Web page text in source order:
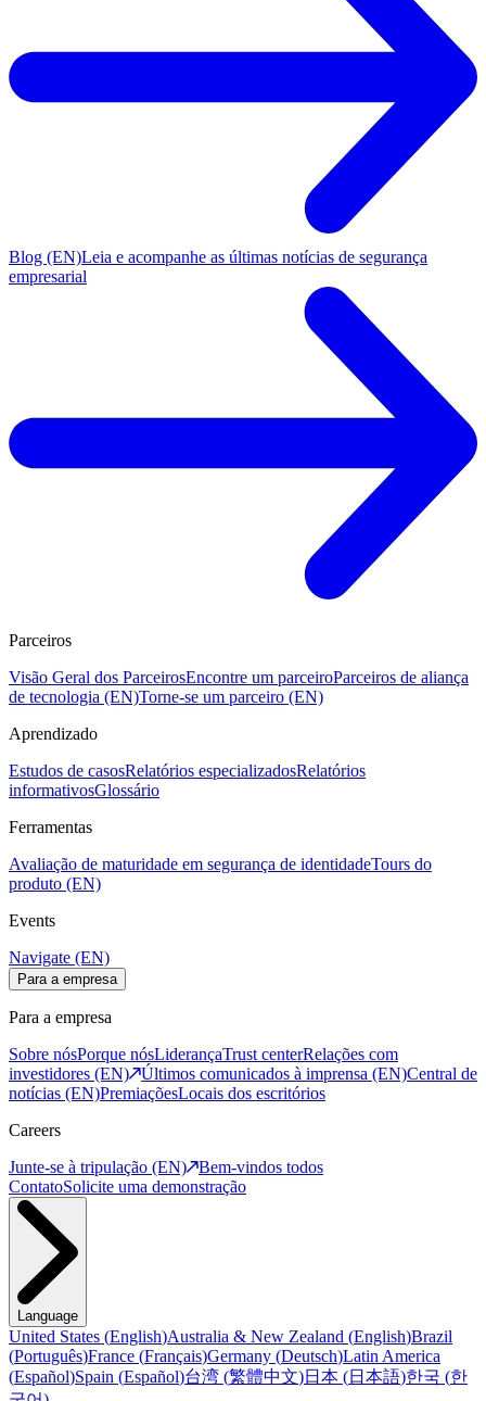
Blog (EN)Leia e acompanhe as últimas notícias de segurança
empresarial
Parceiros
Visão Geral dos ParceirosEncontre um parceiroParceiros de aliança
de tecnologia (EN)Torne-se um parceiro (EN)
Aprendizado
Estudos de casosRelatórios especializadosRelatórios
informativosGlossário
Ferramentas
Avaliação de maturidade em segurança de identidadeTours do
produto (EN)
Events
Navigate (EN)
Para a empresa
Para a empresa
Sobre nósPorque nósLiderançaTrust centerRelações com
investidores (EN)
Últimos comunicados à imprensa (EN)Central de
notícias (EN)PremiaçõesLocais dos escritórios
Careers
Junte-se à tripulação (EN)
Bem-vindos todos
ContatoSolicite uma demonstração
Language
United States (English)Australia & New Zealand (English)Brazil
(Português)France (Français)Germany (Deutsch)Latin America
(Español)Spain (Español)台湾 (繁體中文)日本 (日本語)한국 (한